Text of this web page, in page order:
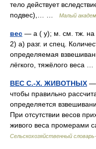
тело действует
подвес),… …
Малый
вес — а ( у); м. см. тж. на
2) а) разг. и спец.
определяемая
лёгкого, тяжёлого веса …
ВЕС С.-Х. ЖИВОТНЫХ —
чтобы правильно
определяется
При отсутствии весов
живого веса промерами
Сельскохозяйственный